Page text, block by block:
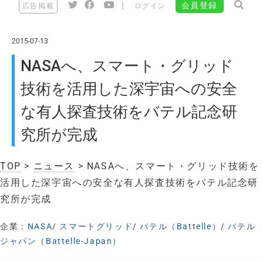
広告掲載 ログイン 会員登録
2015-07-13
NASAへ、スマート・グリッド
技術を活用した深宇宙への安全
な有人探査技術をバテル記念研
究所が完成
TOP > ニュース > NASAへ、スマート・グリッド技術を
活用した深宇宙への安全な有人探査技術をバテル記念研
究所が完成
企業： NASA/ スマートグリッド/バテル（Battelle）/バテル
ジャパン（Battelle-Japan）